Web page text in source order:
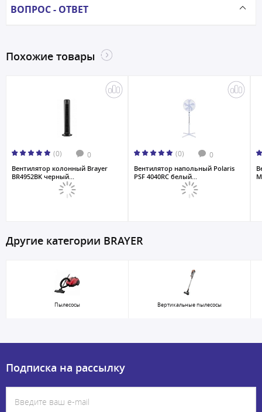
ВОПРОС - ОТВЕТ
Похожие товары
(0) 0
Вентилятор колонный Brayer
BR4952BK черный...
(0) 0
Вентилятор напольный Polaris
PSF 4040RC белый...
Другие категории BRAYER
Пылесосы Вертикальные пылесосы
Подписка на рассылку